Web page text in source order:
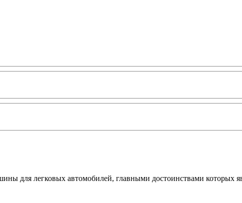
для легковых автомобилей, главными достоинствами которых